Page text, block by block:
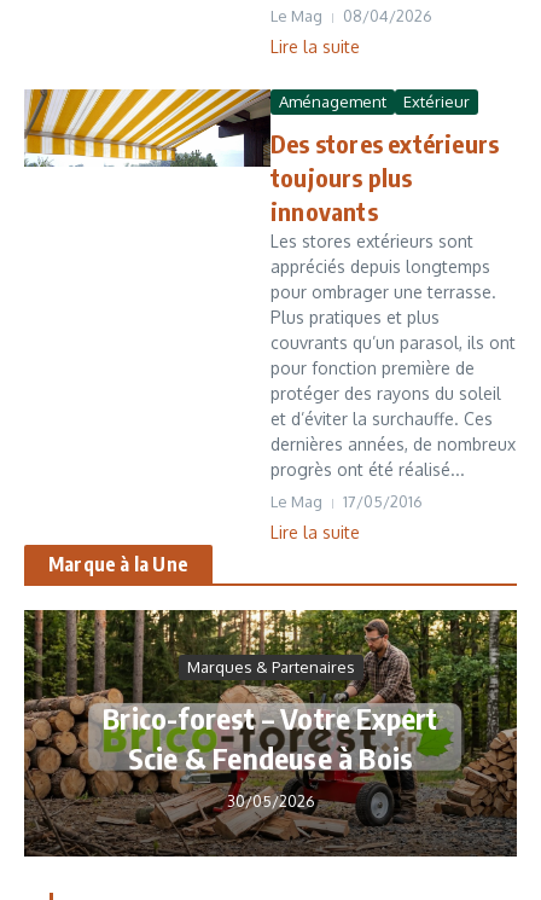
Le Mag 08/04/2026
Lire la suite
Aménagement Extérieur
Des stores extérieurs
toujours plus
innovants
Les stores extérieurs sont
appréciés depuis longtemps
pour ombrager une terrasse.
Plus pratiques et plus
couvrants qu’un parasol, ils ont
pour fonction première de
protéger des rayons du soleil
et d’éviter la surchauffe. Ces
dernières années, de nombreux
progrès ont été réalisé...
Le Mag 17/05/2016
Lire la suite
Marque à la Une
Marques & Partenaires
Brico-forest – Votre Expert
Scie & Fendeuse à Bois
30/05/2026